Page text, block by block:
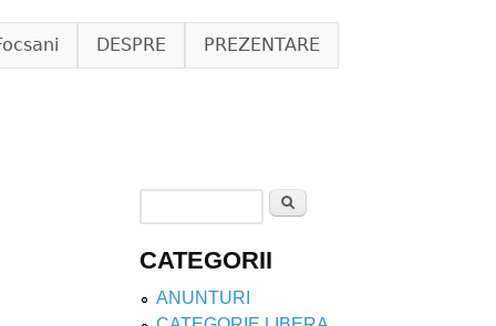
DESPRE PREZENTARE
Search form
CATEGORII
ANUNTURI